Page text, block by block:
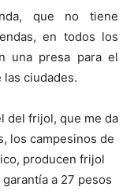
que no tiene
en todos los
una presa para el
las ciudades.
del frijol, que me da
los campesinos de
producen frijol
a 27 pesos